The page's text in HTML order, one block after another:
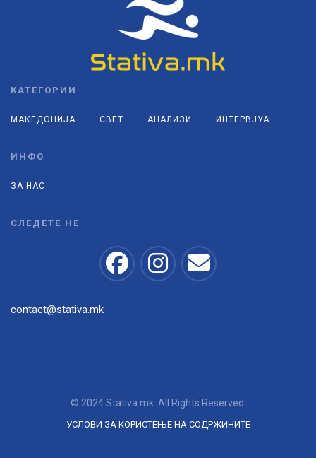
КАТЕГОРИИ
МАКЕДОНИЈА СВЕТ АНАЛИЗИ ИНТЕРВЈУА
ИНФО
ЗА НАС
СЛЕДЕТЕ НЕ
contact@stativa.mk
© 2024 Stativa.mk. All Rights Reserved.
УСЛОВИ ЗА КОРИСТЕЊЕ НА СОДРЖИНИТЕ